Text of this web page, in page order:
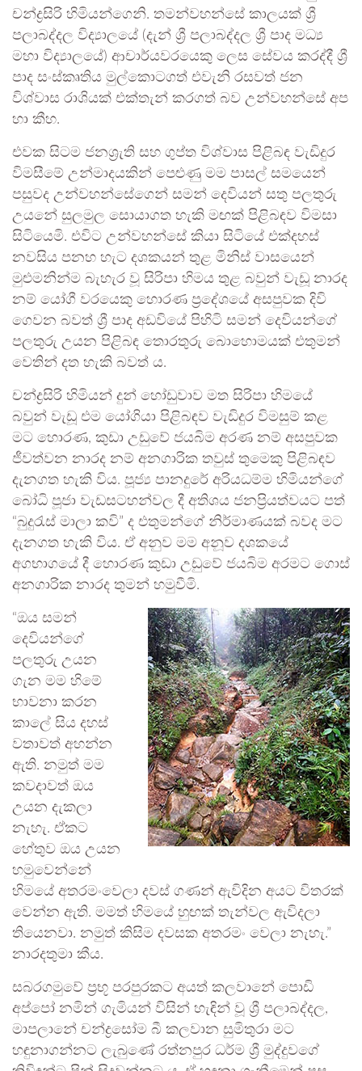
චන්ද්‍රසිරි හිමියන්ගෙනි. තමන්වහන්සේ කාලයක් ශ්‍රී
පලාබද්දල විද්‍යාලයේ (දැන් ශ්‍රී පලාබද්දල ශ්‍රී පාද මධ්‍ය
මහා විද්‍යාලයේ) ආචාර්යවරයෙකු ලෙස සේවය කරද්දී ශ්‍රී
පාද සංස්කෘතිය මුල්කොටගත් එවැනි රසවත් ජන
විශ්වාස රාශියක් එක්තැන් කරගත් බව උන්වහන්සේ අප
හා කීහ.
එවක සිටම ජනශ්‍රැති සහ ගුප්ත විශ්වාස පිළිබඳ වැඩිදුර
විමසීමේ උන්මාදයකින් පෙළුණු මම පාසල් සමයෙන්
පසුවද උන්වහන්සේගෙන් සමන් දෙවියන් සතු පලතුරු
උයනේ සුලමුල සොයාගත හැකි මඟක් පිළිබඳව විමසා
සිටියෙමි. එවිට උන්වහන්සේ කියා සිටියේ එක්දහස්
නවසිය පනහ හැට දශකයන් තුළ මිනිස් වාසයෙන්
මුළුමනින්ම බැහැර වූ සිරිපා හිමය තුළ බවුන් වැඩූ නාරද
නම් යෝගී වරයෙකු හොරණ ප්‍රදේශයේ අසපුවක දිවි
ගෙවන බවත් ශ්‍රී පාද අඩවියේ පිහිටි සමන් දෙවියන්ගේ
පලතුරු උයන පිළිබඳ තොරතුරු බොහොමයක් එතුමන්
වෙතින් දත හැකි බවත් ය.
චන්ද්‍රසිරි හිමියන් දුන් හෝඩුවාව මත සිරිපා හිමයේ
බවුන් වැඩූ එම යෝගියා පිළිබඳව වැඩිදුර විමසුම් කළ
මට හොරණ, කුඩා උඩුවේ ජයබිම අරණ නම් අසපුවක
ජීවත්වන නාරද නම් අනගාරික තවුස් තුමෙකු පිළිබඳව
දැනගත හැකි විය. පූජ්‍ය පානදුරේ අරියධම්ම හිමියන්ගේ
බෝධි පූජා වැඩසටහන්වල දී අතිශය ජනප්‍රියත්වයට පත්
“බුදුරැස් මාලා කවි” ද එතුමන්ගේ නිර්මාණයක් බවද මට
දැනගත හැකි විය. ඒ අනුව මම අනූව දශකයේ
අගභාගයේ දී හොරණ කුඩා උඩුවේ ජයබිම අරමට ගොස්
අනගාරික නාරද තුමන් හමුවීමි.
“ඔය සමන්
දෙවියන්ගේ
පලතුරු උයන
ගැන මම හිමේ
භාවනා කරන
කාලේ සිය දහස්
වතාවත් අහන්න
ඇති. නමුත් මම
කවදාවත් ඔය
උයන දැකලා
නැහැ. ඒකට
හේතුව ඔය උයන
හමුවෙන්නේ
හිමයේ අතරමංවෙලා දවස් ගණන් ඇවිදින අයට විතරක්
වෙන්න ඇති. මමත් හිමයේ හුඟක් තැන්වල ඇවිදලා
තියෙනවා. නමුත් කිසිම දවසක අතරමං වෙලා නැහැ.”
නාරදතුමා කීය.
සබරගමුවේ ප්‍රභූ පරපුරකට අයත් කලවානේ පොඩි
අප්පෝ නමින් ගැමියන් විසින් හැඳින් වූ ශ්‍රී පලාබද්දල,
මාපලානේ චන්ද්‍රසෝම බී කලවාන සුමිතුරා මට
හඳුනාගන්නට ලැබුණේ රත්නපුර ධර්ම ශ්‍රී මුද්දුවගේ